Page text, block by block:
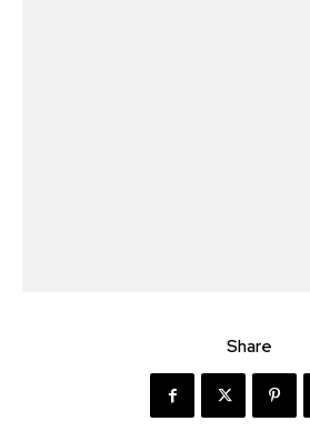
Share